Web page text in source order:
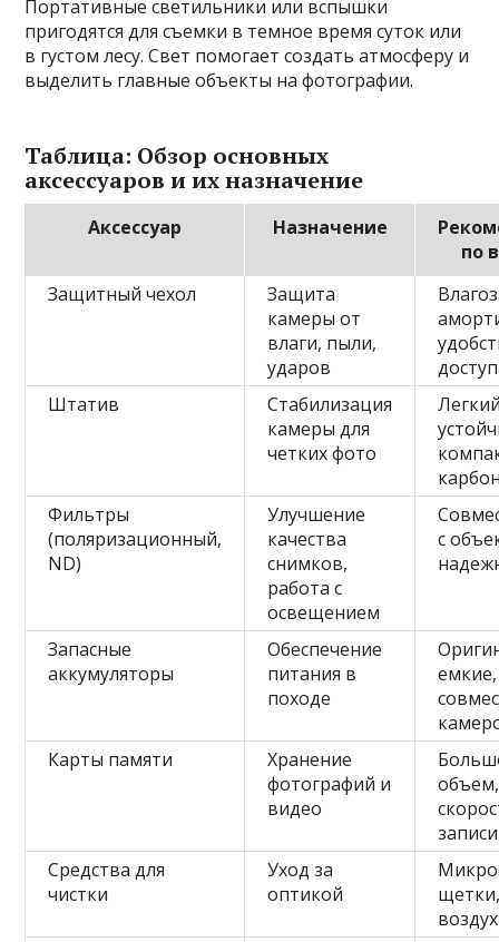
Портативные светильники или вспышки
пригодятся для съемки в темное время суток или
в густом лесу. Свет помогает создать атмосферу и
выделить главные объекты на фотографии.
Таблица: Обзор основных
аксессуаров и их назначение
Аксессуар Назначение
по
Защитный чехол
Защита
камеры от
влаги, пыли,
ударов
Штатив
Стабилизация
камеры для
четких фото
Фильтры
(поляризационный,
ND)
Улучшение
качества
снимков,
работа с
освещением
с
Запасные
аккумуляторы
Обеспечение
питания в
походе
емкие,
Карты памяти
Хранение
фотографий и
видео
записи
Средства для
чистки
Уход за
оптикой
воздух